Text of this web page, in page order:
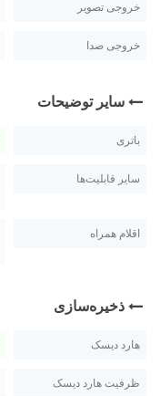
خروجی تصویر
خروجی صدا
سایر توضیحات
باتری
سایر قابلیت‌ها
اقلام همراه
ذخیره‌سازی
هارد دیسک
ظرفیت هارد دیسک